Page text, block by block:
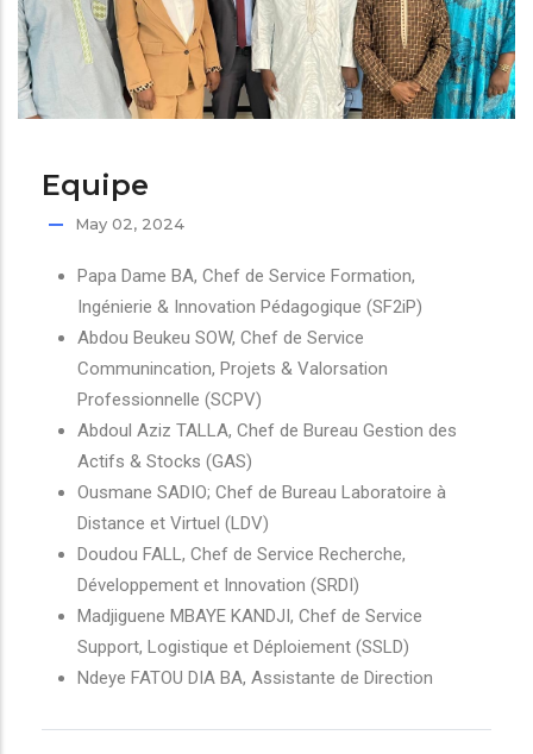
Equipe
May 02, 2024
Papa Dame BA, Chef de Service Formation,
Ingénierie & Innovation Pédagogique (SF2iP)
Abdou Beukeu SOW, Chef de Service
Communincation, Projets & Valorsation
Professionnelle (SCPV)
Abdoul Aziz TALLA, Chef de Bureau Gestion des
Actifs & Stocks (GAS)
Ousmane SADIO; Chef de Bureau Laboratoire à
Distance et Virtuel (LDV)
Doudou FALL, Chef de Service Recherche,
Développement et Innovation (SRDI)
Madjiguene MBAYE KANDJI, Chef de Service
Support, Logistique et Déploiement (SSLD)
Ndeye FATOU DIA BA, Assistante de Direction